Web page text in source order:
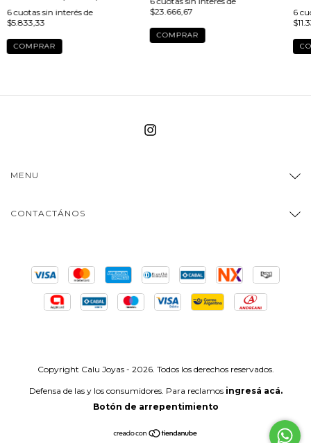
6 cuotas sin interés de
$5.833,33
$23.666,67
6
MENU
CONTACTÁNOS
Copyright Calu Joyas - 2026. Todos los derechos reservados.
Defensa de las y los consumidores. Para reclamos ingresá acá.
Botón de arrepentimiento